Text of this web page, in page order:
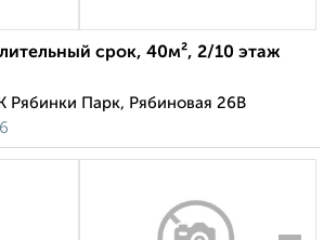
срок, 40м², 2/10 этаж
Парк, Рябиновая 26В